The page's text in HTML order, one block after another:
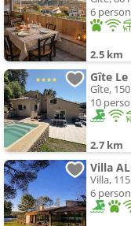
6
2.5 km
Gîte
Gîte,
10
2.7 km
Villa,
6